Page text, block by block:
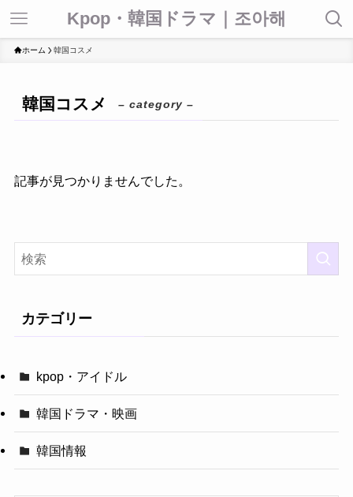
Kpop・韓国ドラマ｜조아해
ホーム 韓国コスメ
韓国コスメ – category –
記事が見つかりませんでした。
カテゴリー
kpop・アイドル
韓国ドラマ・映画
韓国情報